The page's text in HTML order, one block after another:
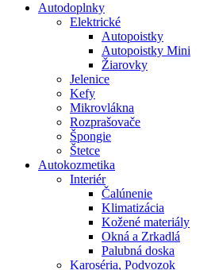
Autodoplnky
Elektrické
Autopoistky
Autopoistky Mini
Žiarovky
Jelenice
Kefy
Mikrovlákna
Rozprašovače
Špongie
Štetce
Autokozmetika
Interiér
Čalúnenie
Klimatizácia
Kožené materiály
Okná a Zrkadlá
Palubná doska
Karoséria, Podvozok